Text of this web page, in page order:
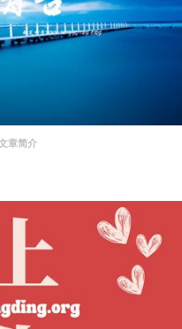
課程 - 主動學習
出豐盛
得著命定成為祝福
01 - 教會的牧養
02 - 教會的牧養
- 成為門徒特會
章简介